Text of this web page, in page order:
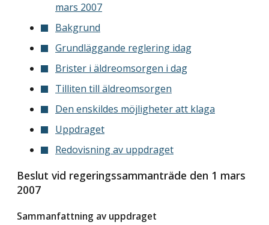
mars 2007
Bakgrund
Grundläggande reglering idag
Brister i äldreomsorgen i dag
Tilliten till äldreomsorgen
Den enskildes möjligheter att klaga
Uppdraget
Redovisning av uppdraget
Beslut vid regeringssammanträde den 1 mars
2007
Sammanfattning av uppdraget